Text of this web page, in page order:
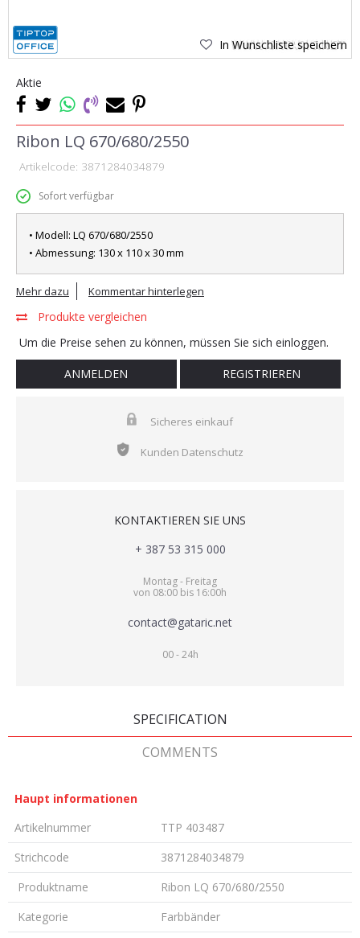
In Wunschliste speichern
Aktie
Ribon LQ 670/680/2550
Artikelcode: 3871284034879
Sofort verfügbar
• Modell: LQ 670/680/2550
• Abmessung: 130 x 110 x 30 mm
Mehr dazu Kommentar hinterlegen
Produkte vergleichen
Um die Preise sehen zu können, müssen Sie sich einloggen.
ANMELDEN REGISTRIEREN
Sicheres einkauf
Kunden Datenschutz
KONTAKTIEREN SIE UNS
+ 387 53 315 000
Montag - Freitag
von 08:00 bis 16:00h
contact@gataric.net
00 - 24h
SPECIFICATION
COMMENTS
Haupt informationen
Artikelnummer
TTP 403487
Strichcode
3871284034879
Produktname
Ribon LQ 670/680/2550
Kategorie
Farbbänder